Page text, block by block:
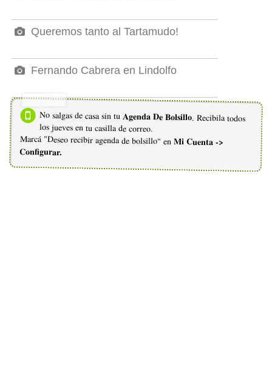
Queremos tanto al Tartamudo!
Fernando Cabrera en Lindolfo
No salgas de casa sin tu Agenda De Bolsillo. Recibila todos
los jueves en tu casilla de correo.
Marcá "Deseo recibir agenda de bolsillo" en Mi Cuenta ->
Configurar.